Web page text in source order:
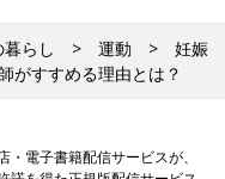
らし 運動
妊娠
がすすめる理由とは？
電子書籍配信サービスが、